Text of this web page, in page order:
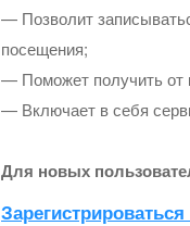
— Позволит
посещения;
— Поможет получить от
— Включает в себя
Для новых